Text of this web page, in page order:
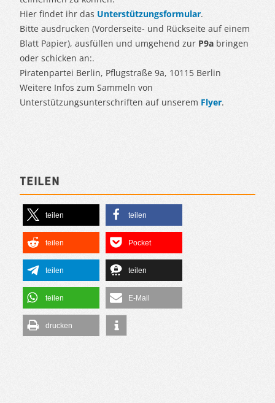
Hier findet ihr das Unterstützungsformular.
Bitte ausdrucken (Vorderseite- und Rückseite auf einem
Blatt Papier), ausfüllen und umgehend zur P9a bringen
oder schicken an:.
Piratenpartei Berlin, Pflugstraße 9a, 10115 Berlin
Weitere Infos zum Sammeln von
Unterstützungsunterschriften auf unserem Flyer.
Teilen
teilen teilen
teilen Pocket
teilen teilen
teilen E-Mail
drucken